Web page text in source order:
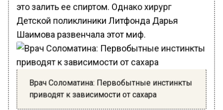
это залить ее спиртом. Однако хирург
Детской поликлиники Литфонда Дарья
Шаимова развенчала этот миф.
Врач Соломатина: Первобытные инстинкты
приводят к зависимости от сахара